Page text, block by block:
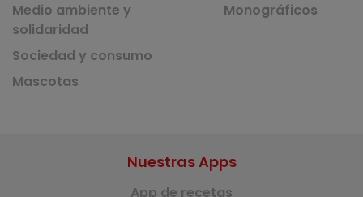
Medio ambiente y
solidaridad
Sociedad y consumo
Mascotas
Monográficos
Nuestras Apps
App de recetas